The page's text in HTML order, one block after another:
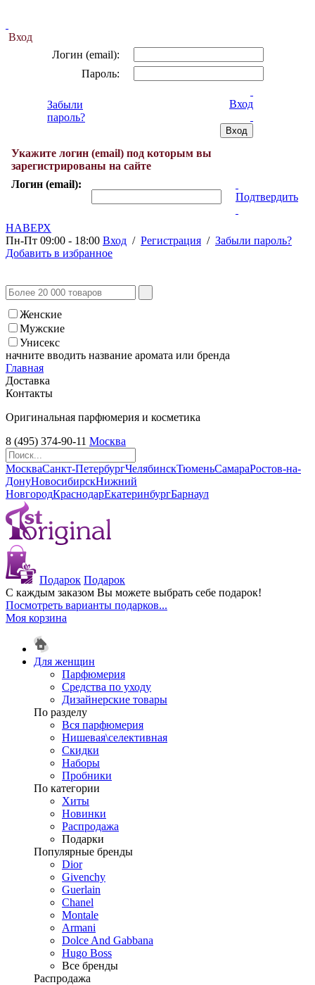
Вход
Логин (email):
Пароль:
Забыли
пароль?
Вход
Укажите логин (email) под которым вы
зарегистрированы на сайте
Логин (email):
Подтвердить
НАВЕРХ
Пн-Пт 09:00 - 18:00 Вход / Регистрация / Забыли пароль?
Добавить в избранное
Женские
Мужские
Унисекс
начните вводить название аромата или бренда
Главная
Доставка
Контакты
Оригинальная парфюмерия и косметика
8 (495) 374-90-11 Москва
МоскваСанкт-ПетербургЧелябинскТюменьСамараРостов-на-
ДонуНовосибирскНижний
НовгородКраснодарЕкатеринбургБарнаул
Подарок Подарок
С каждым заказом Вы можете выбрать себе подарок!
Посмотреть варианты подарков...
Моя корзина
Для женщин
Парфюмерия
Средства по уходу
Дизайнерские товары
По разделу
Вся парфюмерия
Нишевая\селективная
Скидки
Наборы
Пробники
По категории
Хиты
Новинки
Распродажа
Подарки
Популярные бренды
Dior
Givenchy
Guerlain
Chanel
Montale
Armani
Dolce And Gabbana
Hugo Boss
Все бренды
Распродажа